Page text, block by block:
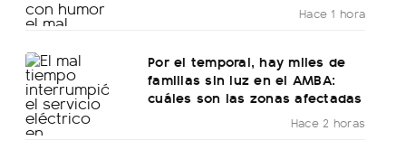
Hace 1 hora
Por el temporal, hay miles de
familias sin luz en el AMBA:
cuáles son las zonas afectadas
Hace 2 horas